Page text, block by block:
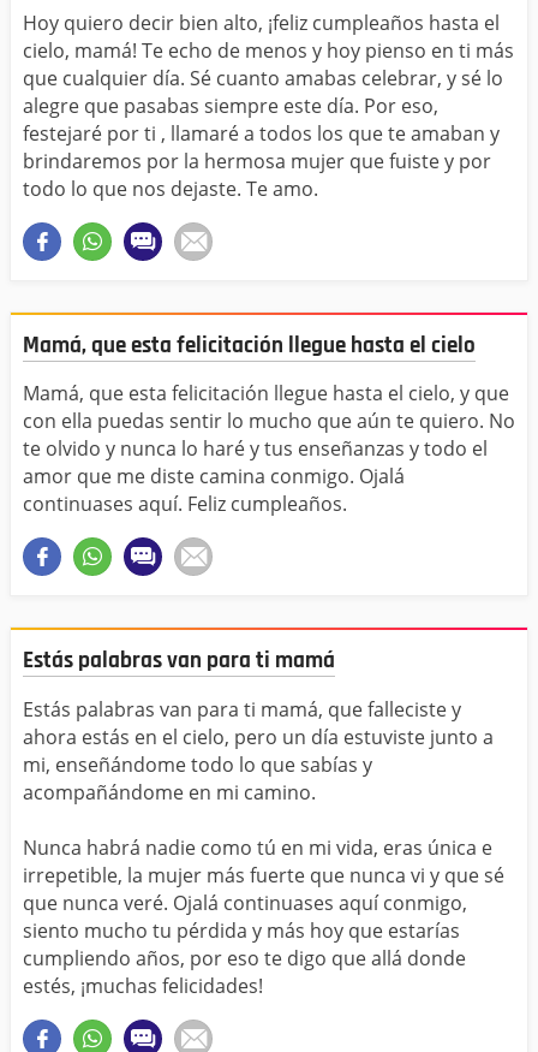
Hoy quiero decir bien alto, ¡feliz cumpleaños hasta el
cielo, mamá! Te echo de menos y hoy pienso en ti más
que cualquier día. Sé cuanto amabas celebrar, y sé lo
alegre que pasabas siempre este día. Por eso,
festejaré por ti , llamaré a todos los que te amaban y
brindaremos por la hermosa mujer que fuiste y por
todo lo que nos dejaste. Te amo.
Mamá, que esta felicitación llegue hasta el cielo
Mamá, que esta felicitación llegue hasta el cielo, y que
con ella puedas sentir lo mucho que aún te quiero. No
te olvido y nunca lo haré y tus enseñanzas y todo el
amor que me diste camina conmigo. Ojalá
continuases aquí. Feliz cumpleaños.
Estás palabras van para ti mamá
Estás palabras van para ti mamá, que falleciste y
ahora estás en el cielo, pero un día estuviste junto a
mi, enseñándome todo lo que sabías y
acompañándome en mi camino.
Nunca habrá nadie como tú en mi vida, eras única e
irrepetible, la mujer más fuerte que nunca vi y que sé
que nunca veré. Ojalá continuases aquí conmigo,
siento mucho tu pérdida y más hoy que estarías
cumpliendo años, por eso te digo que allá donde
estés, ¡muchas felicidades!